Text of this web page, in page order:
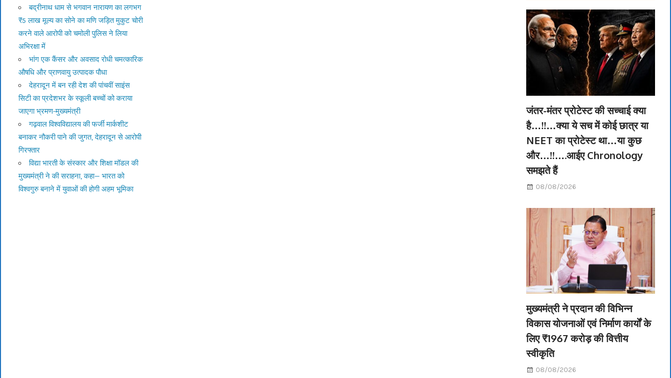
बद्रीनाथ धाम से भगवान नारायण का लगभग
₹5 लाख मूल्य का सोने का मणि जड़ित मुकुट चोरी
करने वाले आरोपी को चमोली पुलिस ने लिया
अभिरक्षा में
भांग एक कैंसर और अवसाद रोधी चमत्कारिक
औषधि और प्राणवायु उत्पादक पौधा
देहरादून में बन रही देश की पांचवीं साइंस
सिटी का प्रदेशभर के स्कूली बच्चों को कराया
जाएगा भ्रमण-मुख्यमंत्री
गढ़वाल विश्वविद्यालय की फर्जी मार्कशीट
बनाकर नौकरी पाने की जुगत, देहरादून से आरोपी
गिरफ्तार
विद्या भारती के संस्कार और शिक्षा मॉडल की
मुख्यमंत्री ने की सराहना, कहा— भारत को
विश्वगुरु बनाने में युवाओं की होगी अहम भूमिका
जंतर-मंतर प्रोटेस्ट की सच्चाई क्या
है…!!…क्या ये सच में कोई छात्र या
NEET का प्रोटेस्ट था…या कुछ
और…!!….आईए Chronology
समझते हैं
08/08/2026
मुख्यमंत्री ने प्रदान की विभिन्न
विकास योजनाओं एवं निर्माण कार्यों के
लिए ₹1967 करोड़ की वित्तीय
स्वीकृति
08/08/2026